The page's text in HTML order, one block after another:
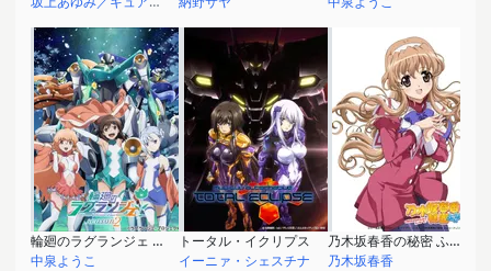
輪廻のラグランジェ season2
中泉ようこ
トータル・イクリプス
イーニァ・シェスチナ
乃木坂春香の秘密 ふぃな～れ♪
乃木坂春香